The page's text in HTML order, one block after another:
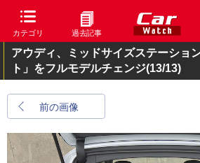
カテゴリ 過去記事
アウディ、ミッドサイズステーショ
ト」をフルモデルチェンジ(13/13)
前の画像